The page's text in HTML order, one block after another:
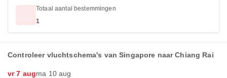
Totaal aantal bestemmingen
1
Controleer vluchtschema's van Singapore naar Chiang Rai
vr 7 augma 10 aug